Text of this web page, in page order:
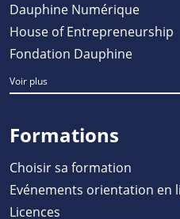
Dauphine Numérique
House of Entrepreneurship
Fondation Dauphine
Voir plus
Formations
Choisir sa formation
Evénements orientation en
Licences